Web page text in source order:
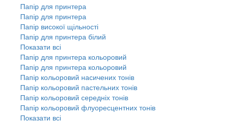
Папір для принтера
Папір для принтера
Папір високої щільності
Папір для принтера білий
Показати всі
Папір для принтера кольоровий
Папір для принтера кольоровий
Папір кольоровий насичених тонів
Папір кольоровий пастельних тонів
Папір кольоровий середніх тонів
Папір кольоровий флуоресцентних тонів
Показати всі